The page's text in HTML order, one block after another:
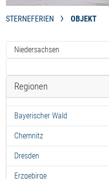
STERNEFERIEN OBJEKT
Regionen
Bayerischer Wald
Chemnitz
Dresden
Erzgebirge